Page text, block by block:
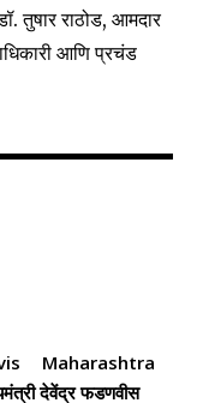
तुषार राठोड, आमदार
आणि प्रचंड
Maharashtra
देवेंद्र फडणवीस